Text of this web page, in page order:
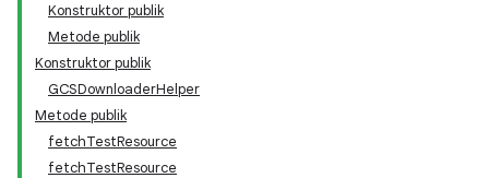
Konstruktor publik
Metode publik
Konstruktor publik
GCSDownloaderHelper
Metode publik
fetchTestResource
fetchTestResource